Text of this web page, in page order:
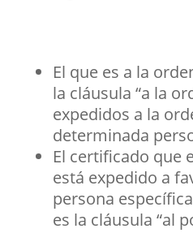
El que es a la
la cláusula “a la
expedidos a la
determinada
El certificado que
está expedido a
persona
es la cláusula “al